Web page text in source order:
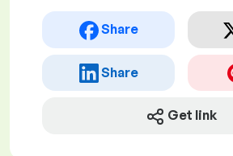
Share
Share
Get link